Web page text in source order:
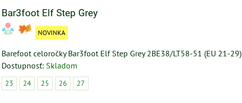
Bar3foot Elf Step Grey
NOVINKA
Barefoot celoročky Bar3foot Elf Step Grey 2BE38/LT58-51 (EU 21-29)
Dostupnosť: Skladom
23 24 25 26 27